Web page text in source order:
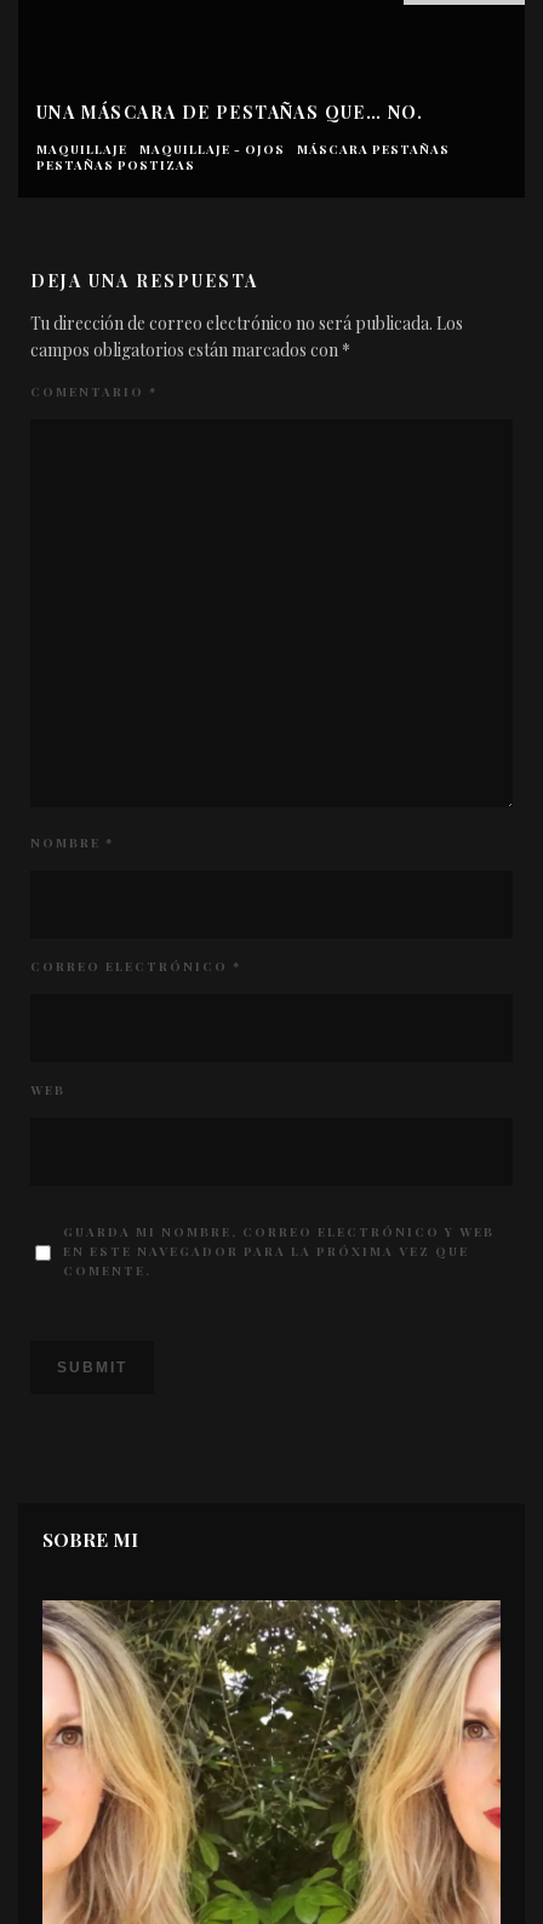
UNA MÁSCARA DE PESTAÑAS QUE… NO.
MAQUILLAJE MAQUILLAJE - OJOS
MÁSCARA PESTAÑAS
PESTAÑAS POSTIZAS
DEJA UNA RESPUESTA
Tu dirección de correo electrónico no será publicada. Los
campos obligatorios están marcados con *
COMENTARIO *
NOMBRE *
CORREO ELECTRÓNICO *
WEB
GUARDA MI NOMBRE, CORREO ELECTRÓNICO Y WEB
EN ESTE NAVEGADOR PARA LA PRÓXIMA VEZ QUE
COMENTE.
SOBRE MI